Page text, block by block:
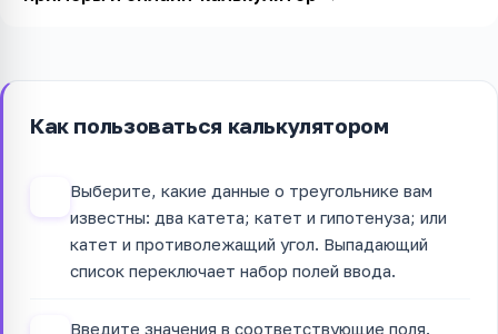
Как пользоваться калькулятором
Выберите, какие данные о треугольнике вам
известны: два катета; катет и гипотенуза; или
катет и противолежащий угол. Выпадающий
список переключает набор полей ввода.
Введите значения в соответствующие поля.